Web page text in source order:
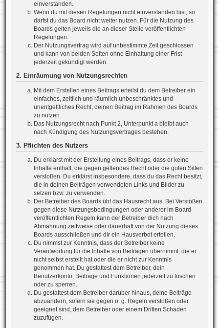
einverstanden.
Wenn du mit diesen Regelungen nicht einverstanden bist, so
darfst du das Board nicht weiter nutzen. Für die Nutzung des
Boards gelten jeweils die an dieser Stelle veröffentlichten
Regelungen.
Der Nutzungsvertrag wird auf unbestimmte Zeit geschlossen
und kann von beiden Seiten ohne Einhaltung einer Frist
jederzeit gekündigt werden.
2. Einräumung von Nutzungsrechten
Mit dem Erstellen eines Beitrags erteilst du dem Betreiber ein
einfaches, zeitlich und räumlich unbeschränktes und
unentgeltliches Recht, deinen Beitrag im Rahmen des Boards
zu nutzen.
Das Nutzungsrecht nach Punkt 2, Unterpunkt a bleibt auch
nach Kündigung des Nutzungsvertrages bestehen.
3. Pflichten des Nutzers
Du erklärst mit der Erstellung eines Beitrags, dass er keine
Inhalte enthält, die gegen geltendes Recht oder die guten Sitten
verstoßen. Du erklärst insbesondere, dass du das Recht besitzt,
die in deinen Beiträgen verwendeten Links und Bilder zu
setzen bzw. zu verwenden.
Der Betreiber des Boards übt das Hausrecht aus. Bei Verstößen
gegen diese Nutzungsbedingungen oder anderer im Board
veröffentlichten Regeln kann der Betreiber dich nach
Abmahnung zeitweise oder dauerhaft von der Nutzung dieses
Boards ausschließen und dir ein Hausverbot erteilen.
Du nimmst zur Kenntnis, dass der Betreiber keine
Verantwortung für die Inhalte von Beiträgen übernimmt, die er
nicht selbst erstellt hat oder die er nicht zur Kenntnis
genommen hat. Du gestattest dem Betreiber, dein
Benutzerkonto, Beiträge und Funktionen jederzeit zu löschen
oder zu sperren.
Du gestattest dem Betreiber darüber hinaus, deine Beiträge
abzuändern, sofern sie gegen o. g. Regeln verstoßen oder
geeignet sind, dem Betreiber oder einem Dritten Schaden
zuzufügen.